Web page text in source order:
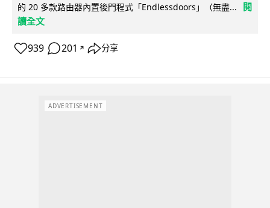
的 20 多款路由器內置後門程式「Endlessdoors」（無盡...
閱
讀全文
939 201 ↗ 分享
ADVERTISEMENT